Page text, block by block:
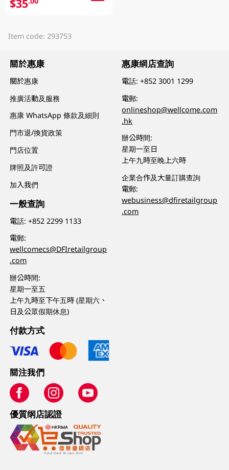
$35
Item code: 293753
關於惠康
關於惠康
推廣活動及服務
惠康 WhatsApp 條款及細則
門市退/換貨政策
門店位置
牌照及許可證
加入我們
一般查詢
電話:+852 2299 1133
電郵:
wellcomecs@DFIretailgroup
.com
辦公時間:
星期一至五
上午九時至下午五時 (星期六、
日及公眾假期休息)
惠康網店查詢
電話:+852 3001 1299
電郵:
onlineshop@wellcome.com
.hk
辦公時間:
星期一至日
上午九時至晚上六時
企業合作及大量訂購查詢
電郵:
webusiness@dfiretailgroup
.com
付款方式
關注我們
優質纲店認證